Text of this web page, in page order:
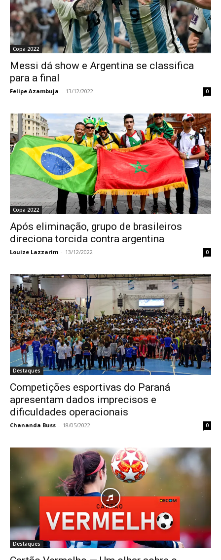
Copa 2022
Messi dá show e Argentina se classifica
para a final
Felipe Azambuja - 13/12/2022 0
Copa 2022
Após eliminação, grupo de brasileiros
direciona torcida contra argentina
Louize Lazzarim - 13/12/2022 0
Destaques
Competições esportivas do Paraná
apresentam dados imprecisos e
dificuldades operacionais
Chananda Buss - 18/05/2022 0
Destaques